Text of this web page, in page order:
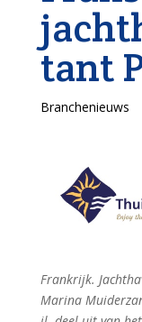
tant
Branchenieuws
Frankrijk.
Marina